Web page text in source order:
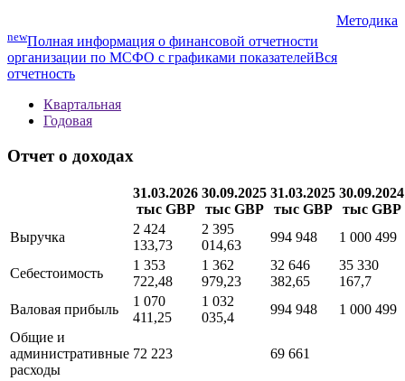
Методика
newПолная информация о финансовой отчетности
организации по МСФО с графиками показателейВся
отчетность
Квартальная
Годовая
Отчет о доходах
31.03.2026
тыс GBP
30.09.2025
тыс GBP
31.03.2025
тыс GBP
30.09.2024
тыс GBP
Выручка
2 424
133,73
2 395
014,63
994 948 1 000 499
Себестоимость
1 353
722,48
1 362
979,23
32 646
382,65
35 330
167,7
Валовая прибыль
1 070
411,25
1 032
035,4
994 948
1 000 499
Общие и
административные
расходы
72 223 69 661